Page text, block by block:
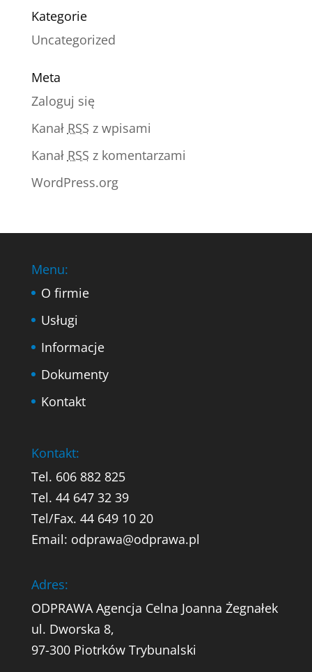
Kategorie
Uncategorized
Meta
Zaloguj się
Kanał RSS z wpisami
Kanał RSS z komentarzami
WordPress.org
Menu:
O firmie
Usługi
Informacje
Dokumenty
Kontakt
Kontakt:
Tel. 606 882 825
Tel. 44 647 32 39
Tel/Fax. 44 649 10 20
Email: odprawa@odprawa.pl
Adres:
ODPRAWA Agencja Celna Joanna Żegnałek
ul. Dworska 8,
97-300 Piotrków Trybunalski